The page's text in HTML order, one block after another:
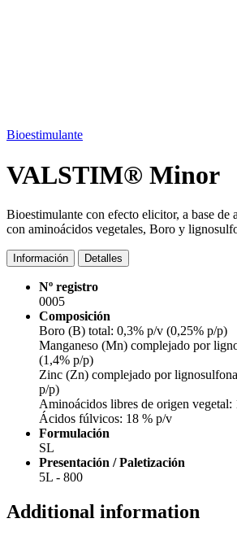
Bioestimulante
VALSTIM® Minor
Bioestimulante con efecto elicitor, a base de
con aminoácidos vegetales, Boro y
Información Detalles
Nº registro
0005
Composición
Boro (B) total: 0,3% p/v (0,25% p/p)
Manganeso (Mn) complejado por
(1,4% p/p)
Zinc (Zn) complejado por
p/p)
Aminoácidos libres de origen
Ácidos fúlvicos: 18 % p/v
Formulación
SL
Presentación / Paletización
5L - 800
Additional information